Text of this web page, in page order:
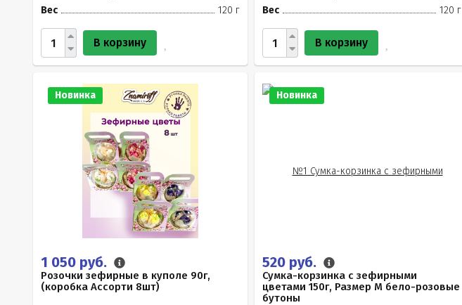
Вес
120 г
В корзину
Вес
120 г
В корзину
Новинка
1 050 руб.
Розочки зефирные в куполе 90г,
(коробка Ассорти 8шт)
Новинка
520 руб.
Сумка-корзинка с зефирными
цветами 150г, Размер М бело-розовые
бутоны